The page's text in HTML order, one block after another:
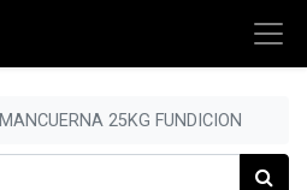
MANCUERNA 25KG FUNDICION